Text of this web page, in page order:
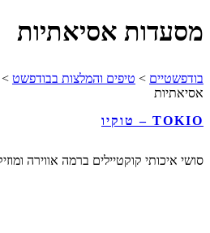
מסעדות אסיאתיות
בודפשטיים > טיפים והמלצות בבודפשט >
אסיאתיות
TOKIO – טוקיו
סושי איכותי קוקטיילים ברמה אווירה